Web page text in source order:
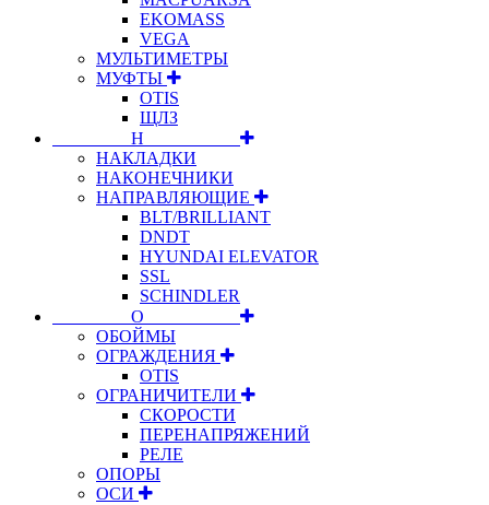
EKOMASS
VEGA
МУЛЬТИМЕТРЫ
МУФТЫ
OTIS
ЩЛЗ
⠀⠀⠀⠀⠀⠀Н⠀⠀⠀⠀⠀⠀⠀
НАКЛАДКИ
НАКОНЕЧНИКИ
НАПРАВЛЯЮЩИЕ
BLT/BRILLIANT
DNDT
HYUNDAI ELEVATOR
SSL
SCHINDLER
⠀⠀⠀⠀⠀⠀О⠀⠀⠀⠀⠀⠀⠀
ОБОЙМЫ
ОГРАЖДЕНИЯ
OTIS
ОГРАНИЧИТЕЛИ
СКОРОСТИ
ПЕРЕНАПРЯЖЕНИЙ
РЕЛЕ
ОПОРЫ
ОСИ